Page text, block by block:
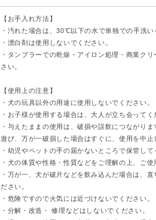
【お手入れ方法】
・汚れた場合は、30℃以下の水で単独での手洗い
・漂白剤は使用しないでください。
・タンブラーでの乾燥・アイロン処理・商業ク
さい。
【使用上の注意】
・犬の玩具以外の用途に使用しないでください。
・お子様が使用する場合は、大人が立ち会ってく
・与えたままの使用は、破損や誤飲につながり
遊び、万が一破損した場合はすぐに、使用を中止
・幼児やペットの手の届かないところで保管して
・犬の体質や性格・性質などをご理解の上、ご使
・万が一、犬が破片などを飲み込んだ場合は、直
ださい。
・危険ですので火気には近づけないでください。
・分解・改造・ 修理などはしないでください。